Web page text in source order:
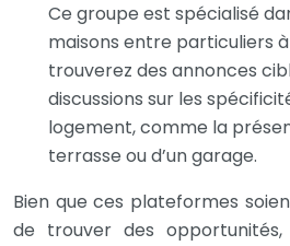
Ce groupe est spécialisé
maisons entre particuliers à
trouverez des annonces
discussions sur les
logement, comme la
terrasse ou d’un garage.
Bien que ces plateformes
de trouver des